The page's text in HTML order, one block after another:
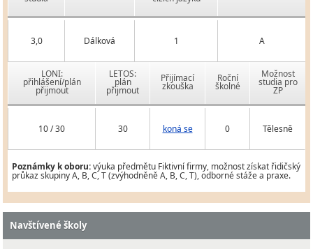
3,0 Dálková 1 A
LONI:
přihlášení/plán
přijmout
LETOS:
plán
přijmout
Přijímací
zkouška
Roční
školné
Možnost
studia pro
ZP
10 / 30 30 koná se 0 Tělesně
Poznámky k oboru:výuka předmětu Fiktivní firmy, možnost získat řidičský
průkaz skupiny A, B, C, T (zvýhodněně A, B, C, T), odborné stáže a praxe.
Navštívené školy